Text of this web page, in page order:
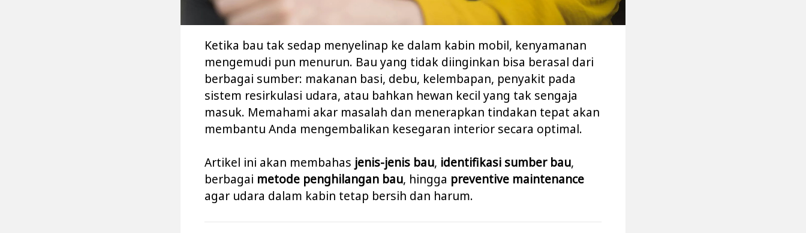
Ketika bau tak sedap menyelinap ke dalam kabin mobil, kenyamanan
mengemudi pun menurun. Bau yang tidak diinginkan bisa berasal dari
berbagai sumber: makanan basi, debu, kelembapan, penyakit pada
sistem resirkulasi udara, atau bahkan hewan kecil yang tak sengaja
masuk. Memahami akar masalah dan menerapkan tindakan tepat akan
membantu Anda mengembalikan kesegaran interior secara optimal.
Artikel ini akan membahas jenis-jenis bau, identifikasi sumber bau,
berbagai metode penghilangan bau, hingga preventive maintenance
agar udara dalam kabin tetap bersih dan harum.